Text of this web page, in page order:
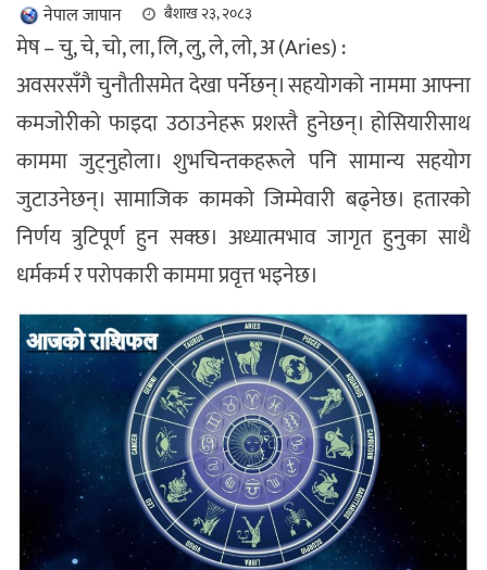
नेपाल जापान बैशाख २३, २०८३
मेष – चु, चे, चो, ला, लि, लु, ले, लो, अ (Aries) :
अवसरसँगै चुनौतीसमेत देखा पर्नेछन्। सहयोगको नाममा आफ्ना
कमजोरीको फाइदा उठाउनेहरू प्रशस्तै हुनेछन्। होसियारीसाथ
काममा जुट्नुहोला। शुभचिन्तकहरूले पनि सामान्य सहयोग
जुटाउनेछन्। सामाजिक कामको जिम्मेवारी बढ्नेछ। हतारकाे
निर्णय त्रुटिपूर्ण हुन सक्छ। अध्यात्मभाव जागृत हुनुका साथै
धर्मकर्म र परोपकारी काममा प्रवृत्त भइनेछ।